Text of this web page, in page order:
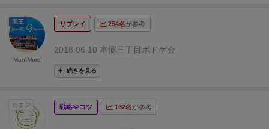
めるのが凄くよいです。
クンだけで行われるのでわずらわしさが無いのも好き
です。綺麗にまとまっているのにちゃんと自分の国が
まって国を作ってる手触りがしっかり味わえます。
来を見据えてユニットを選び配置していくという上級
リプレイ 254名が参考
2018.06.10 本郷三丁目ボドゲ会
続きを見る
国王
Mon Muro
戦略やコツ 162名が参考
たまご